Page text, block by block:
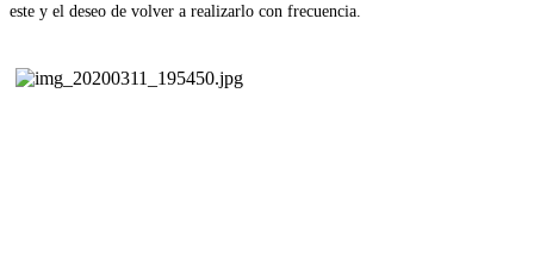
este y el deseo de volver a realizarlo con frecuencia.